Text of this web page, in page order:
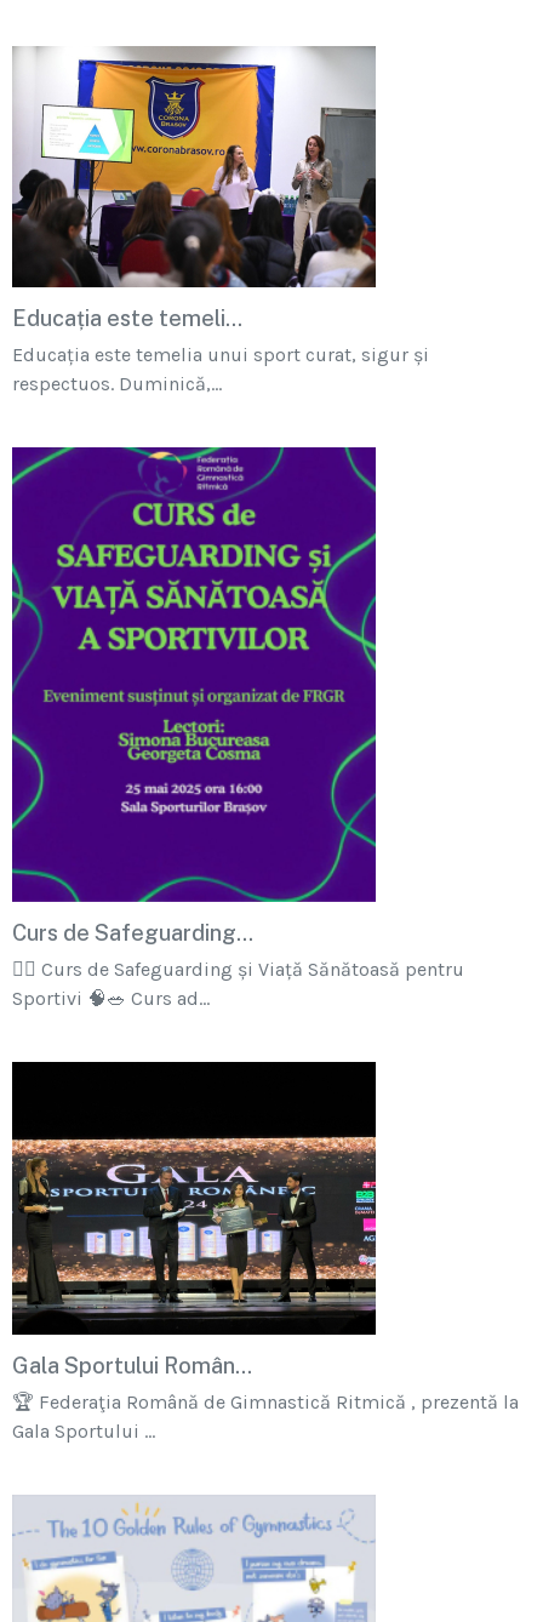
Educația este temeli...
Educația este temelia unui sport curat, sigur și
respectuos. Duminică,...
Curs de Safeguarding...
🏋‍♂ Curs de Safeguarding și Viață Sănătoasă pentru
Sportivi 🧠🥗 Curs ad...
Gala Sportului Român...
🏆 Federaţia Română de Gimnastică Ritmică , prezentă la
Gala Sportului ...